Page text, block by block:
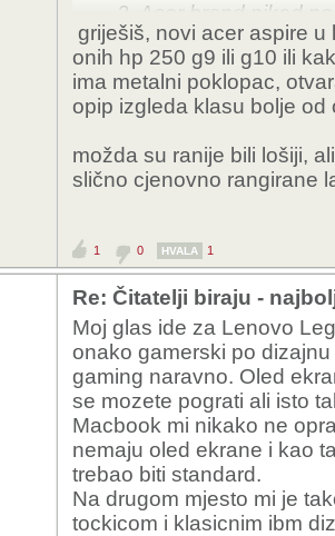
2. Acer brend nikad
Yugo 45 tj. plastika
ostalo...
griješiš, novi acer aspire
onih hp 250 g9 ili g10 ili
ima metalni poklopac,
opip izgleda klasu bolje od
možda su ranije bili lošiji,
slično cjenovno rangirane
1 0 HVALA 1
Re: Čitatelji biraju -
Moj glas ide za Lenovo
onako gamerski po
gaming naravno. Oled
se mozete pograti ali isto
Macbook mi nikako ne
nemaju oled ekrane i kao
trebao biti standard.
Na drugom mjesto mi je
tockicom i klasicnim ibm